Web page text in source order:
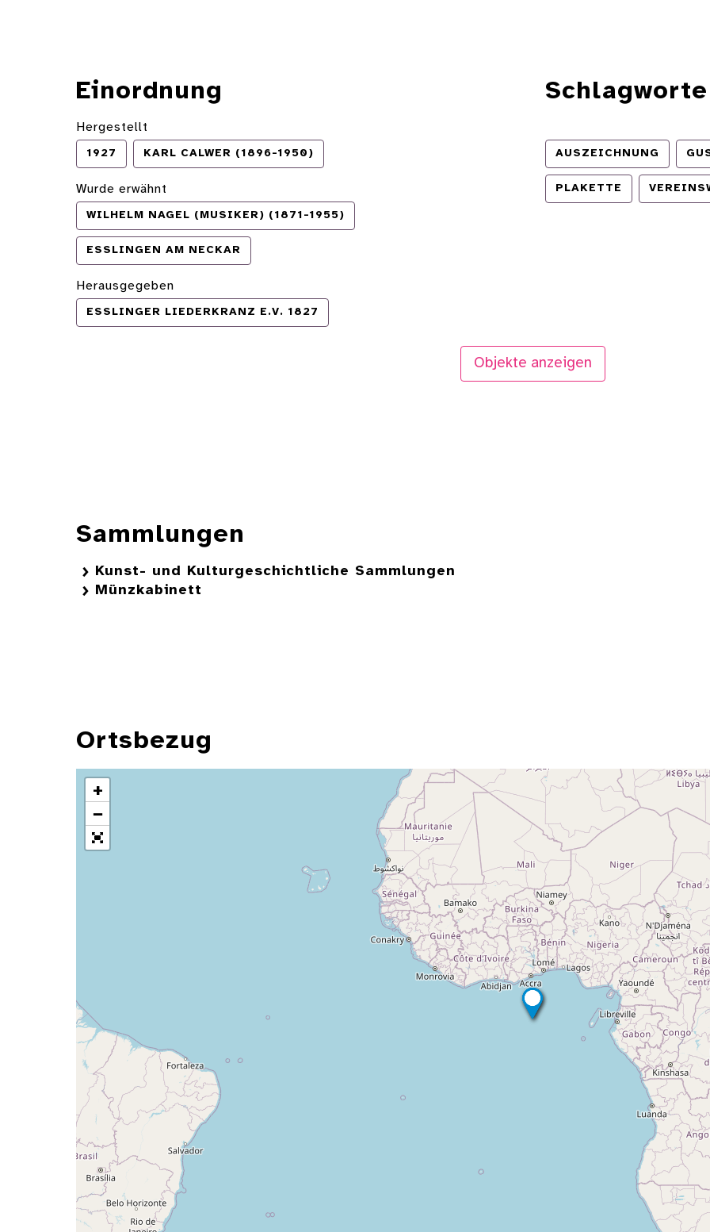
Einordnung
Hergestellt
1927 KARL CALWER (1896-1950)
Wurde erwähnt
WILHELM NAGEL (MUSIKER) (1871-1955)
ESSLINGEN AM NECKAR
Herausgegeben
ESSLINGER LIEDERKRANZ E.V. 1827
Schlagworte
AUSZEICHNUNG
PLAKETTE
Objekte anzeigen
Sammlungen
Kunst- und Kulturgeschichtliche Sammlungen
Münzkabinett
Ortsbezug
+
−